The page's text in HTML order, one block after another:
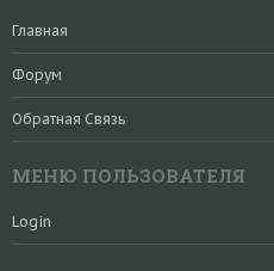
Главная
Форум
Обратная Связь
МЕНЮ ПОЛЬЗОВАТЕЛЯ
Login